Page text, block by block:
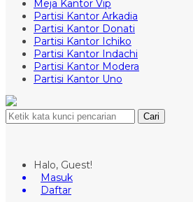
Meja Kantor Vip
Partisi Kantor Arkadia
Partisi Kantor Donati
Partisi Kantor Ichiko
Partisi Kantor Indachi
Partisi Kantor Modera
Partisi Kantor Uno
Cari
Halo, Guest!
Masuk
Daftar